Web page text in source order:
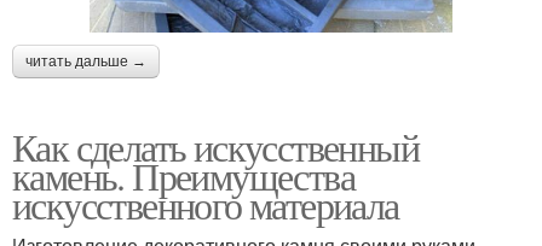
читать дальше →
Как сделать искусственный
камень. Преимущества
искусственного материала